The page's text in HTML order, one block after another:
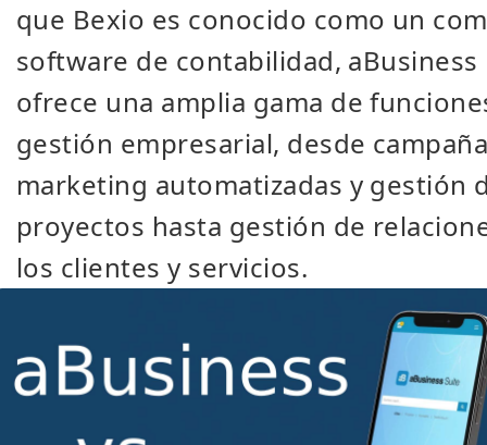
que Bexio es conocido como un
software de contabilidad, aBusiness
ofrece una amplia gama de
gestión empresarial, desde
marketing automatizadas y gestión
proyectos hasta gestión de
los clientes y servicios.